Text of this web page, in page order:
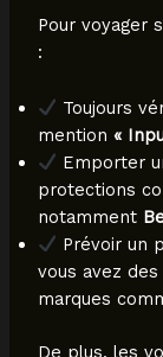
Pour voyager
:
Toujours
mention «
Emporter
protections
notamment
Prévoir un
vous avez
marques
De plus, les